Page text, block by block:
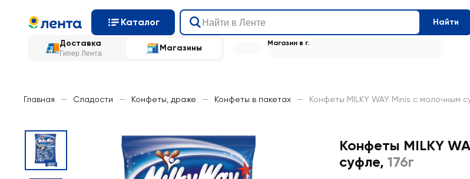
Каталог Найти
Доставка
Гипер Лента
Магазины Магазин в г.
Главная — Сладости — Конфеты, драже — Конфеты в пакетах — Конфеты MILKY WAY Minis с молочным
Конфеты MILKY
суфле, 176г